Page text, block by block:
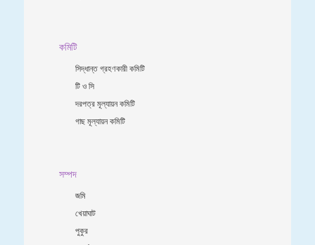
কমিটি
সিদ্ধান্ত গ্রহণকারী কমিটি
টি ও সি
দরপত্র মূল্যায়ন কমিটি
গাছ মূল্যায়ন কমিটি
সম্পদ
জমি
খেয়াঘাট
পুকুর